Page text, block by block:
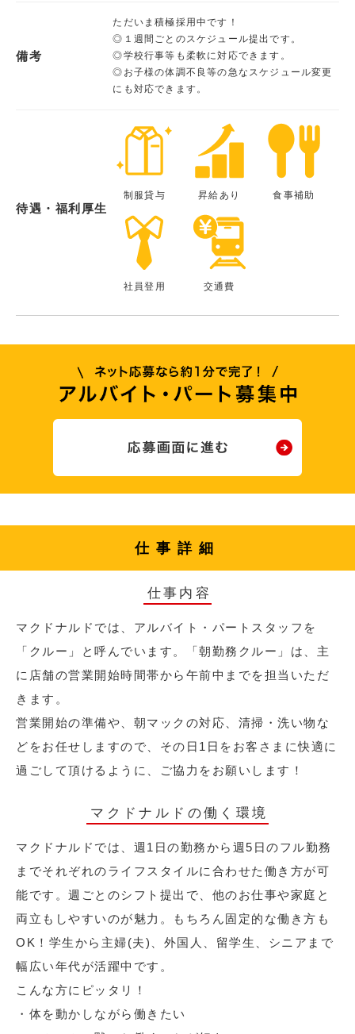
備考
ただいま積極採用中です！
◎１週間ごとのスケジュール提出です。
◎学校行事等も柔軟に対応できます。
◎お子様の体調不良等の急なスケジュール変更
にも対応できます。
待遇・福利厚生
制服貸与 昇給あり 食事補助
社員登用 交通費
仕事詳細
仕事内容
マクドナルドでは、アルバイト・パートスタッフを
「クルー」と呼んでいます。「朝勤務クルー」は、主
に店舗の営業開始時間帯から午前中までを担当いただ
きます。
営業開始の準備や、朝マックの対応、清掃・洗い物な
どをお任せしますので、その日1日をお客さまに快適に
過ごして頂けるように、ご協力をお願いします！
マクドナルドの働く環境
マクドナルドでは、週1日の勤務から週5日のフル勤務
までそれぞれのライフスタイルに合わせた働き方が可
能です。週ごとのシフト提出で、他のお仕事や家庭と
両立もしやすいのが魅力。もちろん固定的な働き方も
OK！学生から主婦(夫)、外国人、留学生、シニアまで
幅広い年代が活躍中です。
こんな方にピッタリ！
・体を動かしながら働きたい